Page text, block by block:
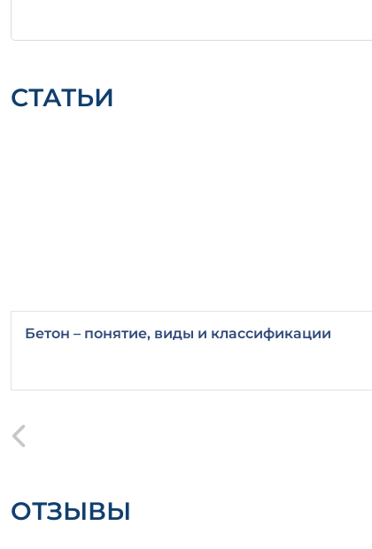
СТАТЬИ
Бетон – понятие, виды и классификации
ОТЗЫВЫ